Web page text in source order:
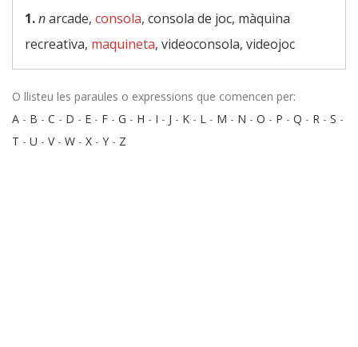
1.narcade, consola, consola de joc, màquina
recreativa, maquineta, videoconsola, videojoc
O llisteu les paraules o expressions que comencen per:
A - B - C - D - E - F - G - H - I - J - K - L - M - N - O - P - Q - R - S -
T - U - V- W - X - Y - Z